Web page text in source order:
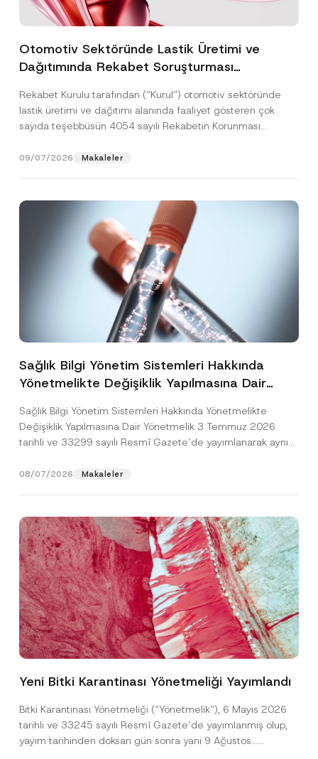
Otomotiv Sektöründe Lastik Üretimi ve
Dağıtımında Rekabet Soruşturması
Cezasına Hükmedilmiştir
Rekabet Kurulu tarafından (“Kurul”) otomotiv sektöründe
lastik üretimi ve dağıtımı alanında faaliyet gösteren çok
sayıda teşebbüsün 4054 sayılı Rekabetin Korunması
09/07/2026 Makaleler
Sağlık Bilgi Yönetim Sistemleri Hakkında
Yönetmelikte Değişiklik Yapılmasına Dair
Sağlık Bilgi Yönetim Sistemleri Hakkında Yönetmelikte
Değişiklik Yapılmasına Dair Yönetmelik 3 Temmuz 2026
tarihli ve 33299 sayılı Resmî Gazete’de yayımlanarak aynı
08/07/2026 Makaleler
Yeni Bitki Karantinası Yönetmeliği Yayımlandı
Bitki Karantinası Yönetmeliği (“Yönetmelik”), 6 Mayıs 2026
tarihli ve 33245 sayılı Resmî Gazete’de yayımlanmış olup,
yayım tarihinden doksan gün sonra yani 9 Ağustos...
Ad*
Firma